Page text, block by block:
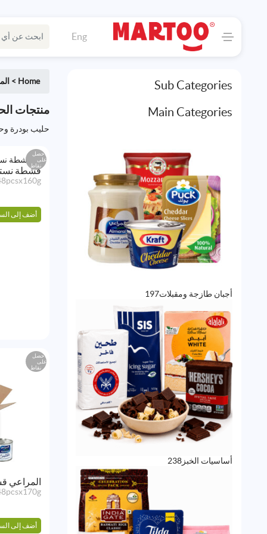
Eng
Sub Categories
Main Categories
أجبان طازجة ومقبلات197
197
أساسيات الخبز 238
238
Home
>
منتجات
حليب بودرة
احصل
على
نقاط
قشطة
أضف إلى
احصل
على
نقاط
المراعي
أضف إلى